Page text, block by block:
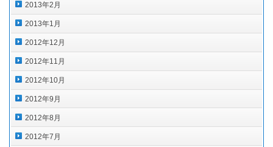
2013年2月
2013年1月
2012年12月
2012年11月
2012年10月
2012年9月
2012年8月
2012年7月